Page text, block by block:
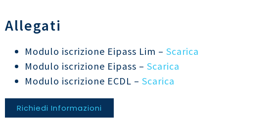
Allegati
Modulo iscrizione Eipass Lim – Scarica
Modulo iscrizione Eipass – Scarica
Modulo iscrizione ECDL – Scarica
Richiedi Informazioni